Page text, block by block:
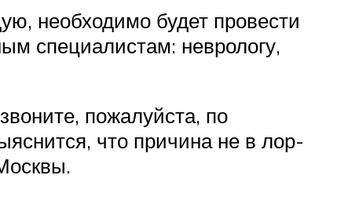
необходимо будет провести
специалистам: неврологу,
пожалуйста, по
что причина не в лор-